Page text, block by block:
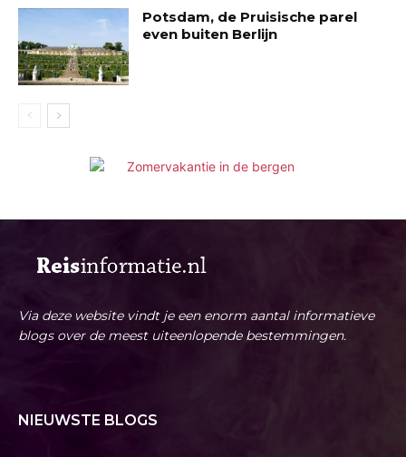
Potsdam, de Pruisische parel
even buiten Berlijn
Via deze website vindt je een enorm aantal informatieve
blogs over de meest uiteenlopende bestemmingen.
NIEUWSTE BLOGS